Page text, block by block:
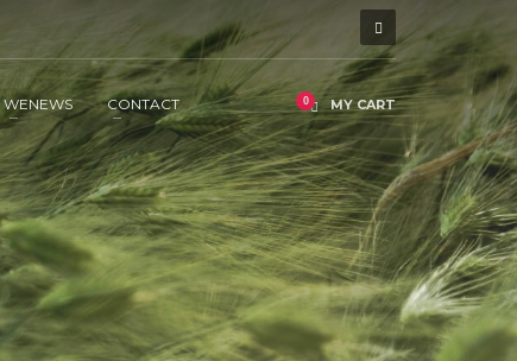
WENEWS CONTACT MY CART